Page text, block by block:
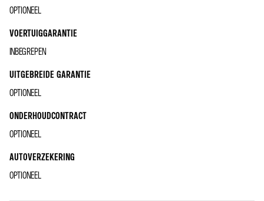
OPTIONEEL
VOERTUIGGARANTIE
INBEGREPEN
UITGEBREIDE GARANTIE
OPTIONEEL
ONDERHOUDCONTRACT
OPTIONEEL
AUTOVERZEKERING
OPTIONEEL